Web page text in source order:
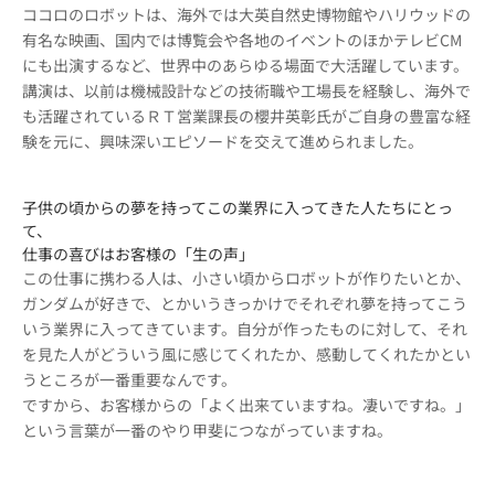
ココロのロボットは、海外では大英自然史博物館やハリウッドの
有名な映画、国内では博覧会や各地のイベントのほかテレビCM
にも出演するなど、世界中のあらゆる場面で大活躍しています。
講演は、以前は機械設計などの技術職や工場長を経験し、海外で
も活躍されているＲＴ営業課長の櫻井英彰氏がご自身の豊富な経
験を元に、興味深いエピソードを交えて進められました。
子供の頃からの夢を持ってこの業界に入ってきた人たちにとっ
て、
仕事の喜びはお客様の「生の声」
この仕事に携わる人は、小さい頃からロボットが作りたいとか、
ガンダムが好きで、とかいうきっかけでそれぞれ夢を持ってこう
いう業界に入ってきています。自分が作ったものに対して、それ
を見た人がどういう風に感じてくれたか、感動してくれたかとい
うところが一番重要なんです。
ですから、お客様からの「よく出来ていますね。凄いですね。」
という言葉が一番のやり甲斐につながっていますね。